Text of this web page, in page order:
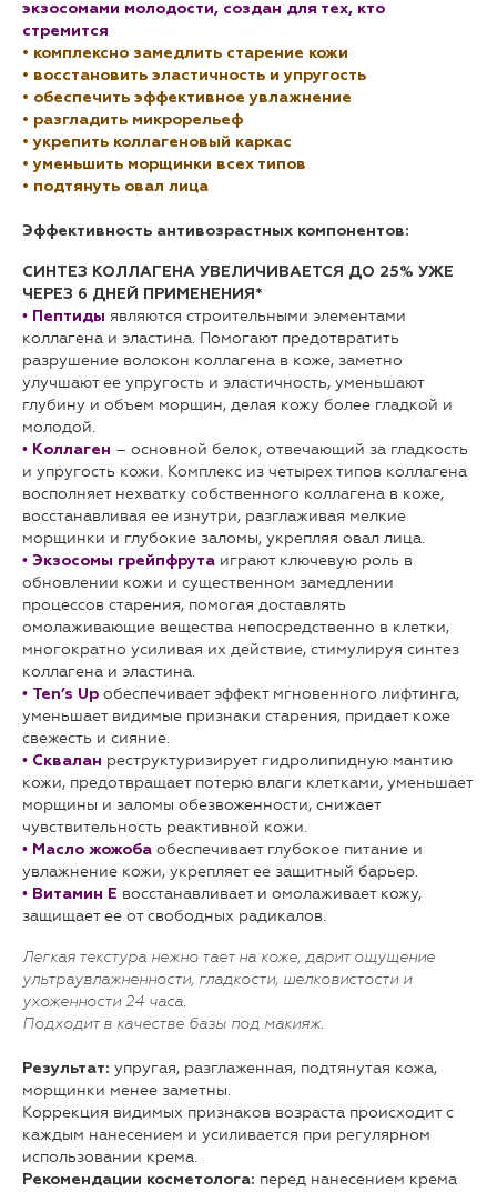
экзосомами молодости, создан для тех, кто
стремится
• комплексно замедлить старение кожи
• восстановить эластичность и упругость
• обеспечить эффективное увлажнение
• разгладить микрорельеф
• укрепить коллагеновый каркас
• уменьшить морщинки всех типов
• подтянуть овал лица
Эффективность антивозрастных компонентов:
СИНТЕЗ КОЛЛАГЕНА УВЕЛИЧИВАЕТСЯ ДО 25% УЖЕ
ЧЕРЕЗ 6 ДНЕЙ ПРИМЕНЕНИЯ*
• Пептиды являются строительными элементами
коллагена и эластина. Помогают предотвратить
разрушение волокон коллагена в коже, заметно
улучшают ее упругость и эластичность, уменьшают
глубину и объем морщин, делая кожу более гладкой и
молодой.
• Коллаген – основной белок, отвечающий за гладкость
и упругость кожи. Комплекс из четырех типов коллагена
восполняет нехватку собственного коллагена в коже,
восстанавливая ее изнутри, разглаживая мелкие
морщинки и глубокие заломы, укрепляя овал лица.
• Экзосомы грейпфрута играют ключевую роль в
обновлении кожи и существенном замедлении
процессов старения, помогая доставлять
омолаживающие вещества непосредственно в клетки,
многократно усиливая их действие, стимулируя синтез
коллагена и эластина.
• Ten’s Up обеспечивает эффект мгновенного лифтинга,
уменьшает видимые признаки старения, придает коже
свежесть и сияние.
• Сквалан реструктуризирует гидролипидную мантию
кожи, предотвращает потерю влаги клетками, уменьшает
морщины и заломы обезвоженности, снижает
чувствительность реактивной кожи.
• Масло жожоба обеспечивает глубокое питание и
увлажнение кожи, укрепляет ее защитный барьер.
• Витамин Е восстанавливает и омолаживает кожу,
защищает ее от свободных радикалов.
Легкая текстура нежно тает на коже, дарит ощущение
ультраувлажненности, гладкости, шелковистости и
ухоженности 24 часа.
Подходит в качестве базы под макияж.
Результат: упругая, разглаженная, подтянутая кожа,
морщинки менее заметны.
Коррекция видимых признаков возраста происходит с
каждым нанесением и усиливается при регулярном
использовании крема.
Рекомендации косметолога: перед нанесением крема